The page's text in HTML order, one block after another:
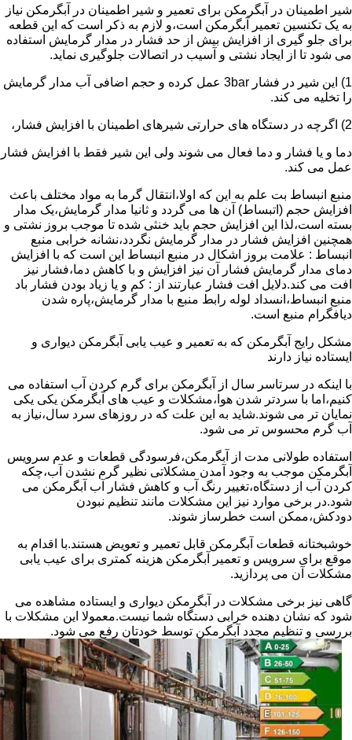
شیر اطمینان در آبگرمکن برای تعمیر و شیر اطمینان در آبگرمکن نیاز
به یک تکنسین تعمیر آبگرمکن است،و لازم به ذکر است که این قطعه
برای جلو گیری از افزایش بیش از حد فشار در مدار گرمایش استفاده
می شود تا از ایجاد نشتی و آسیب در اتصالات جلوگیری نماید.
1) این شیر در فشار 3bar عمل کرده و حجم اضافی آب مدار گرمایش
را تخلیه می کند.
2) اگرچه در دستگاه های حرارتی شیرهای اطمینان با افزایش فشار،
دما و یا فشار و دما فعال می شوند ولی این شیر فقط با افزایش فشار
عمل می کند.
منبع انبساط بت علم به این که اولا،انتقال گرما به مواد مختلف باعث
افزایش حجم (اتبساط) آن ها می گردد و ثانیا مدار گرمایش،یک مدار
بسته است،لذا این افزایش حجم باید خنثی شده تا موجب بروز نشتی و
همچنین افزایش فشار در مدار گرمایش نگردد،نشانه خرابی منبع
انبساط : علامت بروز اشکال در منبع انبساط این است که با افزایش
دمای مدار گرمایش فشار آن نیز افزایش و با کاهش دما،فشار نیز
افت می کند.دلایل افت فشار عبارتند از : کم و یا زیاد بودن فشار باد
منبع انبساط،انسداد لوله رابط منبع با مدار گرمایش،پاره شدن
دیافگرام منبع است.
مشکل رایج آبگرمکن که به تعمیر و عیب یابی آبگرمکن دیواری و
ایستاده نیاز دارند
با اینکه در سرتاسر سال از آبگرمکن برای گرم کردن آب استفاده می
کنیم،اما با سردتر شدن هوا،مشکلات و عیب های آبگرمکن یکی یکی
نمایان تر می شوند.شاید به این علت که در روزهای سرد سال،نیاز به
آب گرم محسوس تر می شود.
استفاده طولانی مدت از آبگرمکن،فرسودگی قطعات و عدم سرویس
آبگرمکن موجب به وجود آمدن مشکلاتی نظیر گرم نشدن آب،چکه
کردن آب از دستگاه،تغییر رنگ آب و کاهش فشار آب آبگرمکن می
شود.در برخی موارد نیز این مشکلات مانند تنظیم نبودن
دودکش،ممکن است خطرساز شوند.
خوشبختانه قطعات آبگرمکن قابل تعمیر و تعویض هستند.با اقدام به
موقع برای سرویس و تعمیر آبگرمکن هزینه کمتری برای عیب یابی
مشکلات آن می پردازید.
گاهی نیز برخی مشکلات در آبگرمکن دیواری و ایستاده مشاهده می
شود که نشان دهنده خرابی دستگاه شما نیست.معمولا این مشکلات با
بررسی و تنظیم مجدد آبگرمکن توسط خودتان رفع می شود.